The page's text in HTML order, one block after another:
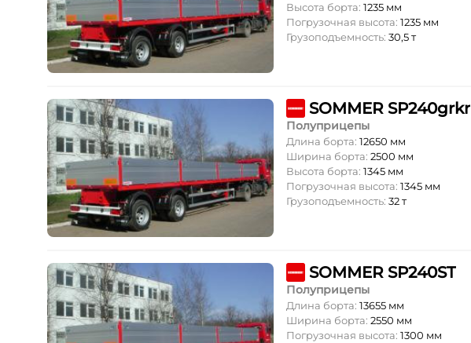
Высота борта: 1235 мм
Погрузочная высота: 1235 мм
Грузоподъемность: 30,5 т
SOMMER SP240grkr
Полуприцепы
Длина борта: 12650 мм
Ширина борта: 2500 мм
Высота борта: 1345 мм
Погрузочная высота: 1345 мм
Грузоподъемность: 32 т
SOMMER SP240ST
Полуприцепы
Длина борта: 13655 мм
Ширина борта: 2550 мм
Погрузочная высота: 1300 мм